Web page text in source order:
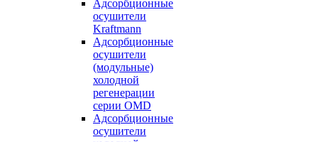
Адсорбционные
осушители
Kraftmann
Адсорбционные
осушители
(модульные)
холодной
регенерации
серии OMD
Адсорбционные
осушители